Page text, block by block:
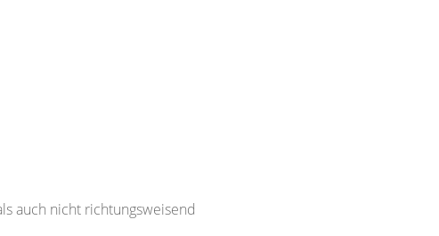
auch nicht richtungsweisend